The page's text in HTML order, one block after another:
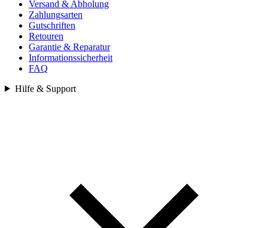
Versand & Abholung
Zahlungsarten
Gutschriften
Retouren
Garantie & Reparatur
Informationssicherheit
FAQ
Hilfe & Support